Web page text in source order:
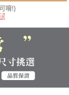
取法律行動。
唷!)
)